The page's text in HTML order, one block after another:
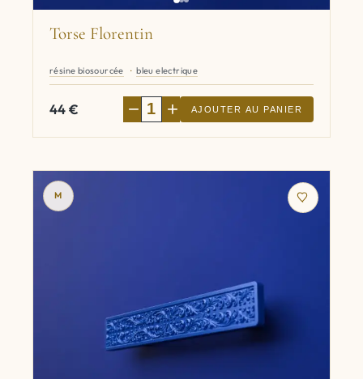
Torse Florentin
résine biosourcée bleu electrique
44€ − + AJOUTER AU PANIER
M